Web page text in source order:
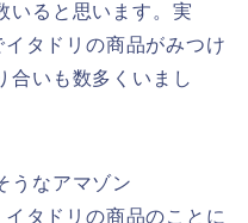
いると思います。実
タドリの商品がみつけ
合いも数多くいまし
うなアマゾン
タドリの商品のことに